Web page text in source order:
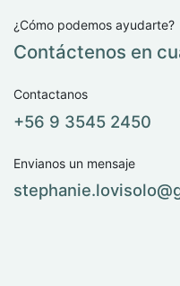
¿Cómo podemos ayudarte?
Contáctenos en
Contactanos
+56 9 3545 2450
Envianos un mensaje